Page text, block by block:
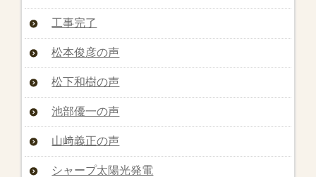
工事完了
松本俊彦の声
松下和樹の声
池部優一の声
山﨑義正の声
シャープ太陽光発電